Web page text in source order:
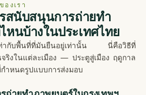
งเรา
สนับสนุนการถ่ายทำ
หนบ้างในประเทศไทย
เท่ากับพื้นที่ที่มันยืนอยู่เท่านั้น นี่คือวิธีที่
ริงในแต่ละเมือง — ประตูสู่เมือง ฤดูกาล
ำหนดรูปแบบการส่งมอบ